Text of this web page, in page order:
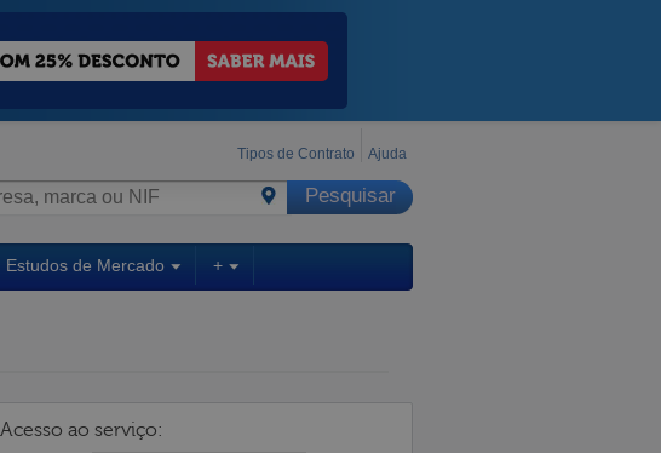
Tipos de Contrato Ajuda
Estudos de Mercado +
Acesso ao serviço: